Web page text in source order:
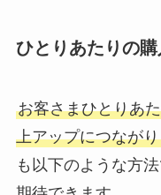
ひとりあたりの
お客さまひとりあ
上アップにつなが
も以下のような方